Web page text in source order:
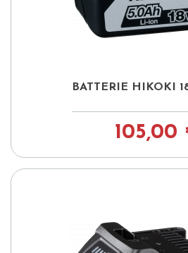
BATTERIE HIKOKI
105,00